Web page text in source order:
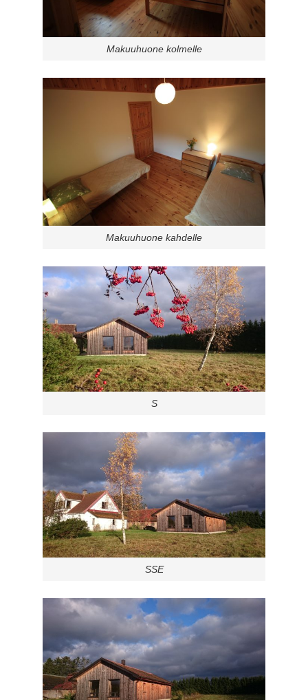
Makuuhuone kolmelle
Makuuhuone kahdelle
S
SSE